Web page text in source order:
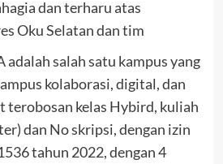
dan terharu atas
Oku Selatan dan tim
adalah salah satu kampus yang
kolaborasi, digital, dan
terobosan kelas Hybird, kuliah
dan No skripsi, dengan izin
tahun 2022, dengan 4